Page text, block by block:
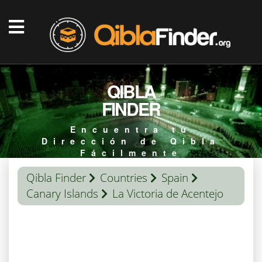
QIBLA
FINDER
Encuentra tu
Dirección de Qibla
Fácilmente
Qibla Finder Countries
Spain
Canary Islands
La Victoria de Acentejo